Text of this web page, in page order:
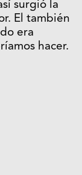
surgió la
El también
era
hacer.